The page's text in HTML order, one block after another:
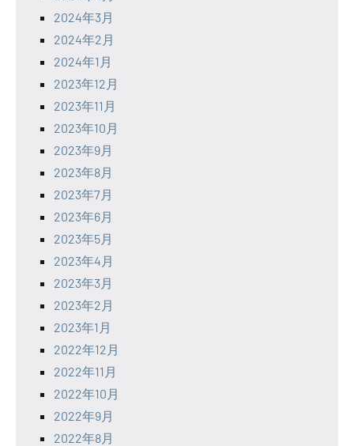
2024年3月
2024年2月
2024年1月
2023年12月
2023年11月
2023年10月
2023年9月
2023年8月
2023年7月
2023年6月
2023年5月
2023年4月
2023年3月
2023年2月
2023年1月
2022年12月
2022年11月
2022年10月
2022年9月
2022年8月